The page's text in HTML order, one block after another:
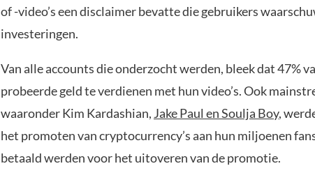
of -video’s een disclaimer bevatte die gebruikers
investeringen.
Van alle accounts die onderzocht werden, bleek dat 47%
probeerde geld te verdienen met hun video’s. Ook
waaronder Kim Kardashian, Jake Paul en Soulja Boy,
het promoten van cryptocurrency’s aan hun miljoenen
betaald werden voor het uitoveren van de promotie.